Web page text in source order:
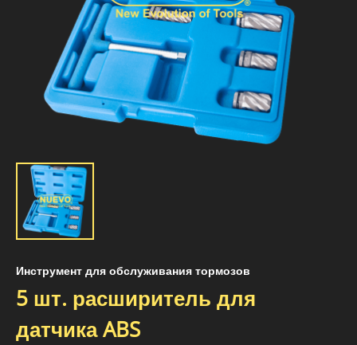
Инструмент для обслуживания тормозов
5 шт. расширитель для
датчика ABS